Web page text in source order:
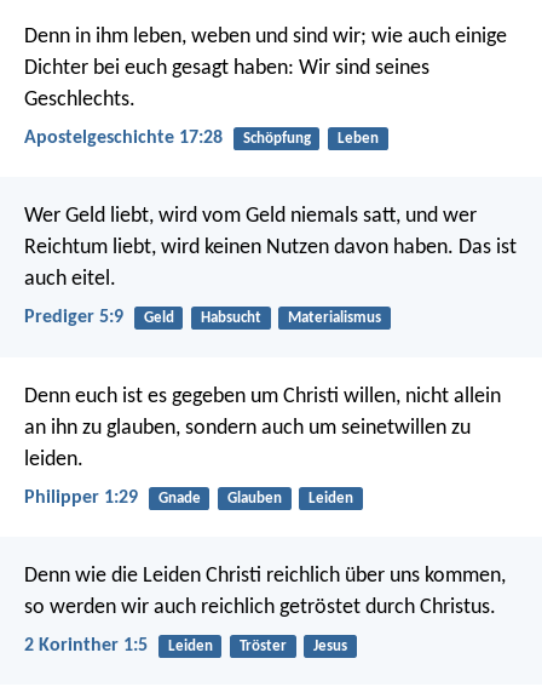
Denn in ihm leben, weben und sind wir; wie auch einige
Dichter bei euch gesagt haben: Wir sind seines
Geschlechts.
Apostelgeschichte 17:28 Schöpfung Leben
Wer Geld liebt, wird vom Geld niemals satt, und wer
Reichtum liebt, wird keinen Nutzen davon haben. Das ist
auch eitel.
Prediger 5:9 Geld Habsucht Materialismus
Denn euch ist es gegeben um Christi willen, nicht allein
an ihn zu glauben, sondern auch um seinetwillen zu
leiden.
Philipper 1:29 Gnade Glauben Leiden
Denn wie die Leiden Christi reichlich über uns kommen,
so werden wir auch reichlich getröstet durch Christus.
2 Korinther 1:5 Leiden Tröster Jesus